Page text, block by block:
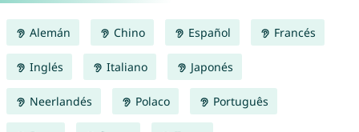
Alemán Chino Español Francés
Inglés Italiano Japonés
Neerlandés Polaco Português